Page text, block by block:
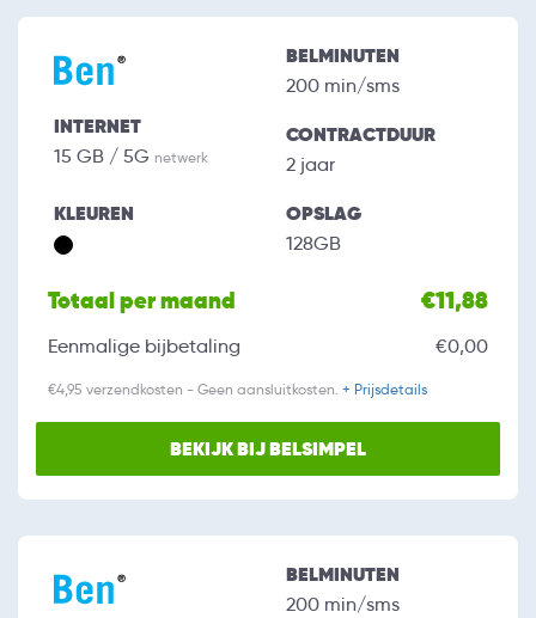
INTERNET
15 GB / 5G netwerk
BELMINUTEN
200 min/sms
CONTRACTDUUR
2 jaar
KLEUREN OPSLAG
128GB
Totaal per maand €11,88
Eenmalige bijbetaling €0,00
€4,95 verzendkosten - Geen aansluitkosten. + Prijsdetails
BEKIJK BIJ BELSIMPEL
BELMINUTEN
200 min/sms